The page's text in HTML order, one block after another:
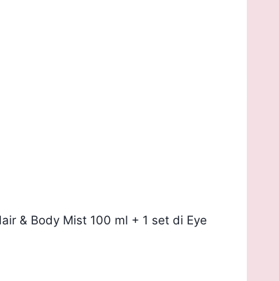
& Body Mist 100 ml + 1 set di Eye